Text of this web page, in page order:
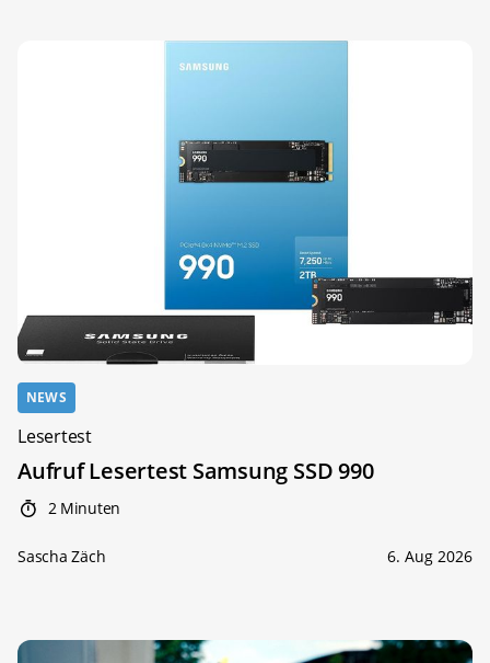
NEWS
Lesertest
Aufruf Lesertest Samsung SSD 990
2 Minuten
Sascha Zäch 6. Aug 2026